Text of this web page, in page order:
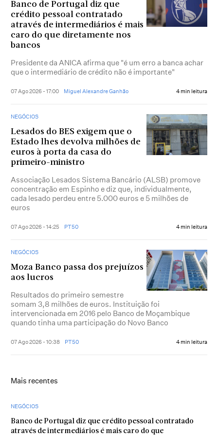
Banco de Portugal diz que
crédito pessoal contratado
através de intermediários é mais
caro do que diretamente nos
bancos
Presidente da ANICA afirma que "é um erro a banca achar
que o intermediário de crédito não é importante"
07 Ago 2026 - 17:00 Miguel Alexandre Ganhão 4 min leitura
NEGÓCIOS
Lesados do BES exigem que o
Estado lhes devolva milhões de
euros à porta da casa do
primeiro-ministro
Associação Lesados Sistema Bancário (ALSB) promove
concentração em Espinho e diz que, individualmente,
cada lesado perdeu entre 5.000 euros e 5 milhões de
euros
07 Ago 2026 - 14:25 PT50 4 min leitura
NEGÓCIOS
Moza Banco passa dos prejuízos
aos lucros
Resultados do primeiro semestre
somam 3,8 milhões de euros. Instituição foi
intervencionada em 2016 pelo Banco de Moçambique
quando tinha uma participação do Novo Banco
07 Ago 2026 - 10:38 PT50 4 min leitura
Mais recentes
NEGÓCIOS
Banco de Portugal diz que crédito pessoal contratado
através de intermediários é mais caro do que